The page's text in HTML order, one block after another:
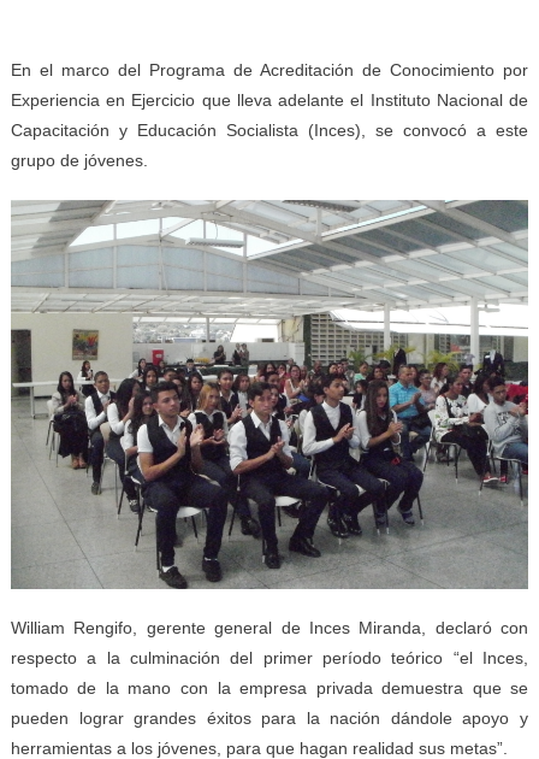
En el marco del Programa de Acreditación de Conocimiento por
Experiencia en Ejercicio que lleva adelante el Instituto Nacional de
Capacitación y Educación Socialista (Inces), se convocó a este
grupo de jóvenes.
William Rengifo, gerente general de Inces Miranda, declaró con
respecto a la culminación del primer período teórico “el Inces,
tomado de la mano con la empresa privada demuestra que se
pueden lograr grandes éxitos para la nación dándole apoyo y
herramientas a los jóvenes, para que hagan realidad sus metas”.